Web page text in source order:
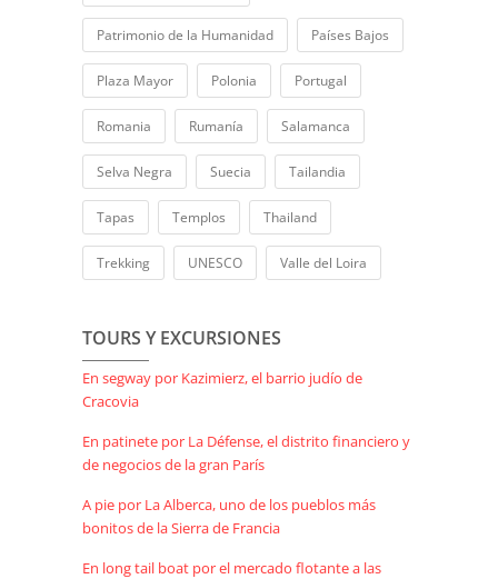
Patrimonio de la Humanidad Países Bajos
Plaza Mayor Polonia Portugal
Romania Rumanía Salamanca
Selva Negra Suecia Tailandia
Tapas Templos Thailand
Trekking UNESCO Valle del Loira
TOURS Y EXCURSIONES
En segway por Kazimierz, el barrio judío de
Cracovia
En patinete por La Défense, el distrito financiero y
de negocios de la gran París
A pie por La Alberca, uno de los pueblos más
bonitos de la Sierra de Francia
En long tail boat por el mercado flotante a las